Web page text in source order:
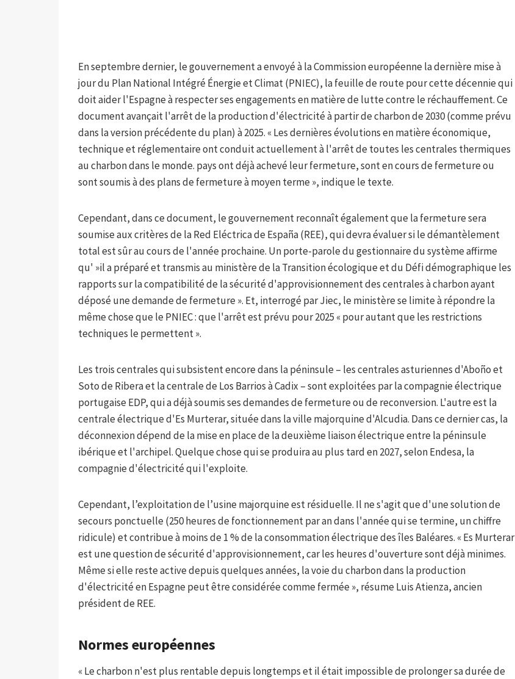
En septembre dernier, le gouvernement a envoyé à la Commission européenne la dernière mise à
jour du Plan National Intégré Énergie et Climat (PNIEC), la feuille de route pour cette décennie qui
doit aider l'Espagne à respecter ses engagements en matière de lutte contre le réchauffement. Ce
document avançait l'arrêt de la production d'électricité à partir de charbon de 2030 (comme prévu
dans la version précédente du plan) à 2025. « Les dernières évolutions en matière économique,
technique et réglementaire ont conduit actuellement à l'arrêt de toutes les centrales thermiques
au charbon dans le monde. pays ont déjà achevé leur fermeture, sont en cours de fermeture ou
sont soumis à des plans de fermeture à moyen terme », indique le texte.
Cependant, dans ce document, le gouvernement reconnaît également que la fermeture sera
soumise aux critères de la Red Eléctrica de España (REE), qui devra évaluer si le démantèlement
total est sûr au cours de l'année prochaine. Un porte-parole du gestionnaire du système affirme
qu' »il a préparé et transmis au ministère de la Transition écologique et du Défi démographique les
rapports sur la compatibilité de la sécurité d'approvisionnement des centrales à charbon ayant
déposé une demande de fermeture ». Et, interrogé par Jiec, le ministère se limite à répondre la
même chose que le PNIEC : que l'arrêt est prévu pour 2025 « pour autant que les restrictions
techniques le permettent ».
Les trois centrales qui subsistent encore dans la péninsule – les centrales asturiennes d'Aboño et
Soto de Ribera et la centrale de Los Barrios à Cadix – sont exploitées par la compagnie électrique
portugaise EDP, qui a déjà soumis ses demandes de fermeture ou de reconversion. L'autre est la
centrale électrique d'Es Murterar, située dans la ville majorquine d'Alcudia. Dans ce dernier cas, la
déconnexion dépend de la mise en place de la deuxième liaison électrique entre la péninsule
ibérique et l'archipel. Quelque chose qui se produira au plus tard en 2027, selon Endesa, la
compagnie d'électricité qui l'exploite.
Cependant, l’exploitation de l’usine majorquine est résiduelle. Il ne s'agit que d'une solution de
secours ponctuelle (250 heures de fonctionnement par an dans l'année qui se termine, un chiffre
ridicule) et contribue à moins de 1 % de la consommation électrique des îles Baléares. « Es Murterar
est une question de sécurité d'approvisionnement, car les heures d'ouverture sont déjà minimes.
Même si elle reste active depuis quelques années, la voie du charbon dans la production
d'électricité en Espagne peut être considérée comme fermée », résume Luis Atienza, ancien
président de REE.
Normes européennes
« Le charbon n'est plus rentable depuis longtemps et il était impossible de prolonger sa durée de